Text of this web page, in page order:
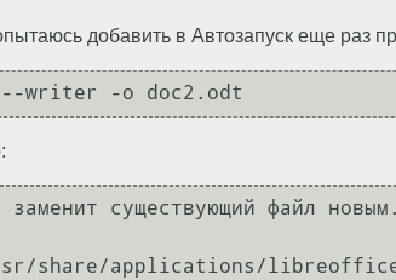
добавить в Автозапуск еще раз
заменит существующий файл новым.
share/applications/